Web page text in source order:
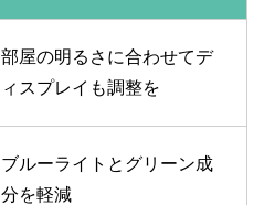
部屋の明るさに合わせてデ
ィスプレイも調整を
ブルーライトとグリーン成
分を軽減